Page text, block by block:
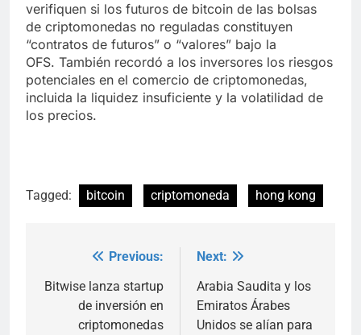
verifiquen si los futuros de bitcoin de las bolsas
de criptomonedas no reguladas constituyen
“contratos de futuros” o “valores” bajo la
OFS. También recordó a los inversores los riesgos
potenciales en el comercio de criptomonedas,
incluida la liquidez insuficiente y la volatilidad de
los precios.
Tagged: bitcoin criptomoneda hong kong
navigation
Previous:
Bitwise lanza startup
de inversión en
criptomonedas
Next:
Arabia Saudita y los
Emiratos Árabes
Unidos se alían para